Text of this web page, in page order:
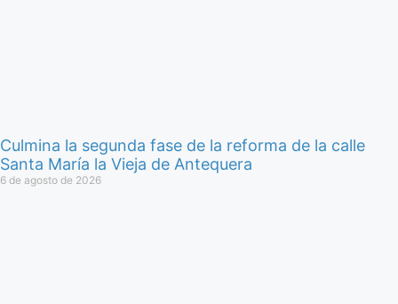
Culmina la segunda fase de la reforma de la calle
Santa María la Vieja de Antequera
6 de agosto de 2026